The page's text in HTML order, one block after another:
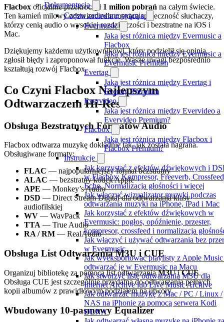
Dokumentacja
Często zadawane pytania
Evermusic
Jaka jest różnica między Evermusic a
Flacbox
Jaka jest różnica między Evermusic a
Evermusic Premium
Evertag
Jaka jest różnica między Evertag i
Evertag Premium
Evervideo
Jaka jest różnica między Evervideo a
Evervideo Premium?
Flacbox
Jaka jest różnica między Flacbox i
Flacbox Premium?
Instrukcje
Jak korzystać z efektów dźwiękowych i
w Flacbox: Kompresor, Freeverb,
Echo, Normalizacja głośności i więcej
Jak włączyć wizualizator muzyki podczas
odtwarzania muzyki na iPhone, iPad i Mac
Jak korzystać z efektów dźwiękowych w
Evermusic: pogłos, opóźnienie, przester,
kompresor, crossfeed i normalizacja
Jak włączyć i używać odtwarzania bez
w Evermusic
Jak wyeksportować playlisty z Apple
odtwarzać je w Evermusic na Macu
Jak stworzyć listę odtwarzania M3U dla
Internet Archive lub Live Music Archive
Jak odtwarzać muzykę z Mac / PC / Linux /
NAS na iPhonie za pomocą serwera Kodi
DLNA
Flacbox oficjalnie przekroczył 1 milion pobrań na całym świecie.
Ten kamień milowy odzwierciedla rosnącą społeczność słuchaczy,
którzy cenią audio o wysokiej rozdzielczości i bezstratne na iOS i
Mac.
Dziękujemy każdemu użytkownikowi, który podzielił się opinią,
zgłosił błędy i zaproponował funkcje. Wasze uwagi bezpośrednio
kształtują rozwój Flacbox.
Co Czyni Flacbox Najlepszym
Odtwarzaczem Hi-Res
Obsługa Bezstratnych Formatów Audio
Flacbox odtwarza muzykę dokładnie tak, jak została nagrana.
Obsługiwane formaty:
FLAC — najpopularniejszy format bezstratny
ALAC — bezstratny kodek Apple
APE — Monkey’s Audio
DSD — Direct Stream Digital dla odtwarzania klasy
audiofilskiej
WV — WavPack
TTA — True Audio
RA / RM — RealAudio
Obsługa List Odtwarzania M3U i CUE
Organizuj bibliotekę za pomocą list odtwarzaniaM3UiCUE.
Obsługa CUE jest szczególnie przydatna do odtwarzania pełnych
kopii albumów z prawidłowym podziałem na utwory.
Wbudowany 10-pasmowy Equalizer